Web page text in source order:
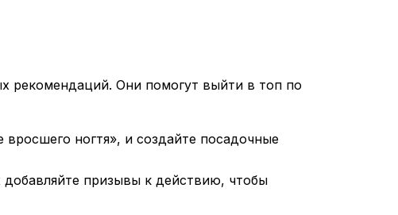
рекомендаций. Они помогут выйти в топ по
ногтя», и создайте посадочные
призывы к действию, чтобы